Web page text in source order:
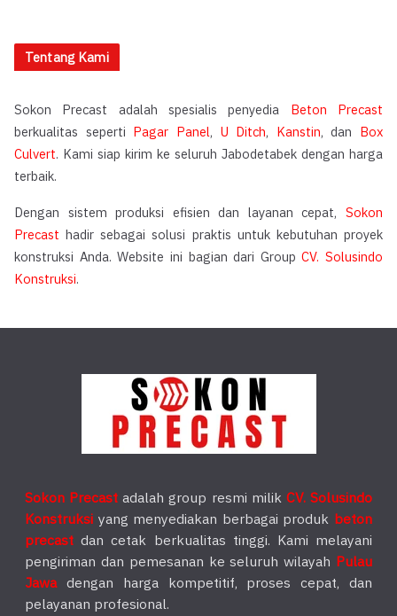
Tentang Kami
Sokon Precast adalah spesialis penyedia Beton Precast
berkualitas seperti Pagar Panel, U Ditch, Kanstin, dan Box
Culvert. Kami siap kirim ke seluruh Jabodetabek dengan harga
terbaik.
Dengan sistem produksi efisien dan layanan cepat, Sokon
Precast hadir sebagai solusi praktis untuk kebutuhan proyek
konstruksi Anda. Website ini bagian dari GroupCV. Solusindo
Konstruksi.
Sokon Precast adalah group resmi milik CV. Solusindo
Konstruksi yang menyediakan berbagai produk beton
precast dan cetak berkualitas tinggi. Kami melayani
pengiriman dan pemesanan ke seluruh wilayah Pulau
Jawadengan harga kompetitif, proses cepat, dan
pelayanan profesional.